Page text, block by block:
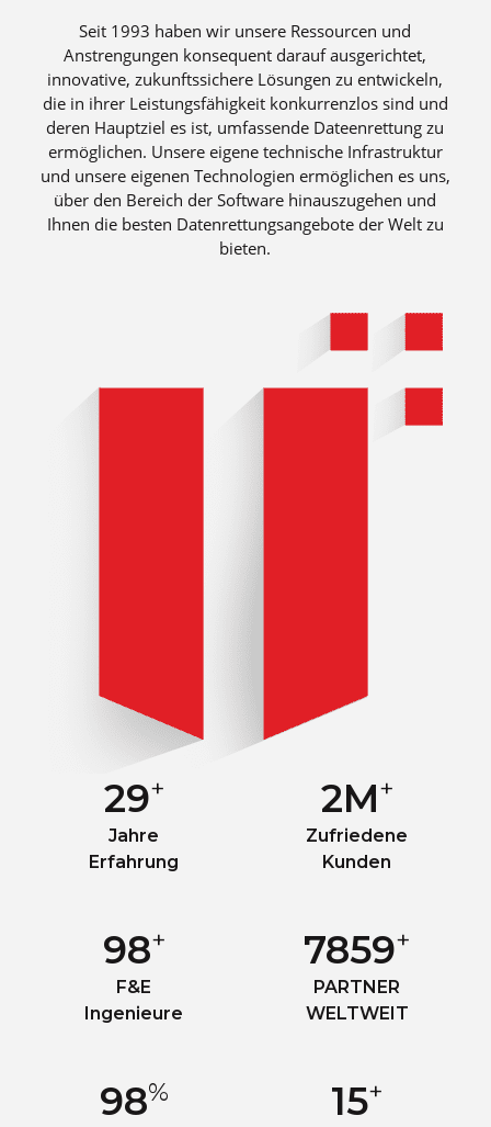
Seit 1993 haben wir unsere Ressourcen und
Anstrengungen konsequent darauf ausgerichtet,
innovative, zukunftssichere Lösungen zu entwickeln,
die in ihrer Leistungsfähigkeit konkurrenzlos sind und
deren Hauptziel es ist, umfassende Dateenrettung zu
ermöglichen. Unsere eigene technische Infrastruktur
und unsere eigenen Technologien ermöglichen es uns,
über den Bereich der Software hinauszugehen und
Ihnen die besten Datenrettungsangebote der Welt zu
bieten.
30+
Jahre
Erfahrung
3M+
Zufriedene
Kunden
100+
F&E
Ingenieure
8000+
PARTNER
WELTWEIT
100% 16+